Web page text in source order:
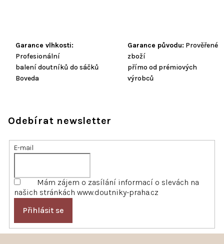
Garance vlhkosti:
Profesionální
balení doutníků do sáčků
Boveda
Garance původu: Prověřené
zboží
přímo od prémiových
výrobců
Odebírat newsletter
E-mail
Mám zájem o zasílání informací o slevách na
našich stránkách www.doutniky-praha.cz
Přihlásit se